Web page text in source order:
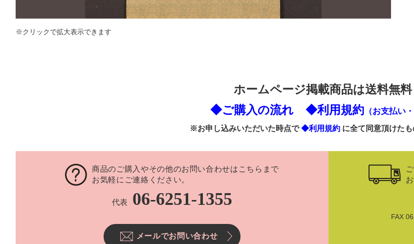
※クリックで拡大表示できます
ホームページ掲載商品は送料無料
◆ご購入の流れ
◆利用規約 （お支払い
※お申し込みいただいた時点で◆利用規約 に全て同意頂けたも
商品のご購入やその他のお問い合わせはこちらまで
お気軽にご連絡ください。
代表 06-6251-1355
メールでお問い合わせ
FAX